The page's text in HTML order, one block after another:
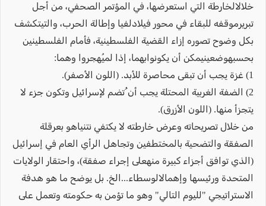
خلالالخارطة التي استعرضها، في المؤتمر الصحفي، من أجل
تبريرموقفه للبقاء في محور فيلادلفيا وإطالة الحرب، والتيتكشف
بكل وضوح تصوره إزاء القضية الفلسطينية، فأمام الفلسطينين
بحسبهوضعينيمكن أن يكونوابهما، إذا لميُهجروا وهما:
1) غزة يجب أن تبقى محاصرة للأبد. (اللون الأصفر).
2) الضفة الغربية المحتلة يجب أن ُتضم لإسرائيل وتكون جزء لا
يتجزأ منها. (اللون الأزرق).
من خلال تصريحاته وعرض خارطته لا يكتفي نتنياهو بعرقلة
الصفقة والتضحية بالمختطفين وتجاهل الرأي العام في إسرائيل
(الذي توافق أجزاء كبيرة منهعلى إجراء صفقة)، واحتقار الولايات
المتحدة ورئيسها وإهمالالوسطاء...الخ. بل يوضح ما هو هدفة
الاستراتيجي "لليوم التالي" وهو ما تؤمن به حكومته وتعمل على